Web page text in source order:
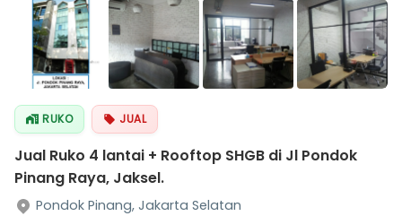
RUKO JUAL
Jual Ruko 4 lantai + Rooftop SHGB di Jl Pondok
Pinang Raya, Jaksel.
Pondok Pinang, Jakarta Selatan